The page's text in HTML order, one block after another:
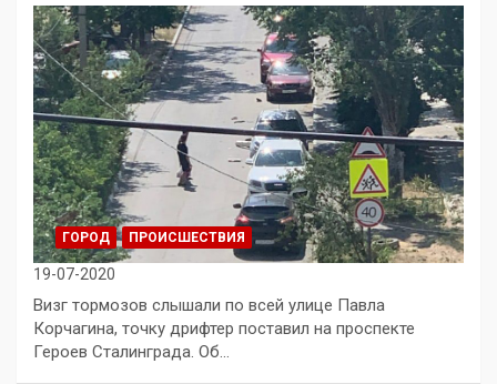
ГОРОД ПРОИСШЕСТВИЯ
19-07-2020
Визг тормозов слышали по всей улице Павла
Корчагина, точку дрифтер поставил на проспекте
Героев Сталинграда. Об…